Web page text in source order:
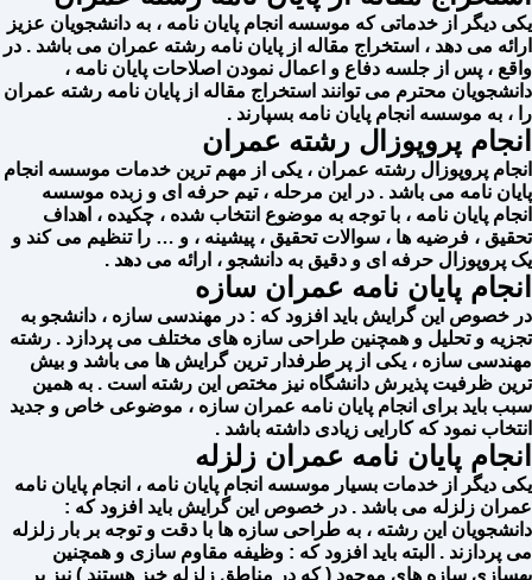
یکی دیگر از خدماتی که موسسه انجام پایان نامه ، به دانشجویان عزیز
ارائه می دهد ، استخراج مقاله از پایان نامه رشته عمران می باشد . در
واقع ، پس از جلسه دفاع و اعمال نمودن اصلاحات پایان نامه ،
دانشجویان محترم می توانند استخراج مقاله از پایان نامه رشته عمران
را ، به موسسه انجام پایان نامه بسپارند .
انجام پروپوزال رشته عمران
انجام پروپوزال رشته عمران ، یکی از مهم ترین خدمات موسسه انجام
پایان نامه می باشد . در این مرحله ، تیم حرفه ای و زبده موسسه
انجام پایان نامه ، با توجه به موضوع انتخاب شده ، چکیده ، اهداف
تحقیق ، فرضیه ها ، سوالات تحقیق ، پیشینه ، و … را تنظیم می کند و
یک پروپوزال حرفه ای و دقیق به دانشجو ، ارائه می دهد .
انجام پایان نامه عمران سازه
در خصوص این گرایش باید افزود که : در مهندسی سازه ، دانشجو به
تجزیه و تحلیل و همچنین طراحی سازه های مختلف می پردازد . رشته
مهندسی سازه ، یکی از پر طرفدار ترین گرایش ها می باشد و بیش
ترین ظرفیت پذیرش دانشگاه نیز مختص این رشته است . به همین
سبب باید برای انجام پایان نامه عمران سازه ، موضوعی خاص و جدید
انتخاب نمود که کارایی زیادی داشته باشد .
انجام پایان نامه عمران زلزله
یکی دیگر از خدمات بسیار موسسه انجام پایان نامه ، انجام پایان نامه
عمران زلزله می باشد . در خصوص این گرایش باید افزود که :
دانشجویان این رشته ، به طراحی سازه ها با دقت و توجه بر بار زلزله
می پردازند . البته باید افزود که : وظیفه مقاوم سازی و همچنین
بهسازی سازه های موجود ( که در مناطق زلزله خیز هستند ) نیز بر